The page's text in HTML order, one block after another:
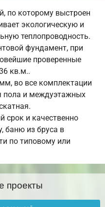
по которому выстроен
экологическую и
теплопроводность.
фундамент, при
проверенные
кв.м..
во все комплектации
пола и междуэтажных
и качественно
баню из бруса в
по типовому или
проекты